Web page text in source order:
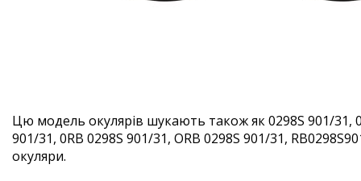
Цю модель окулярів шукають також як 0298S 901/31,
901/31, 0RB 0298S 901/31, ORB 0298S 901/31,
окуляри.